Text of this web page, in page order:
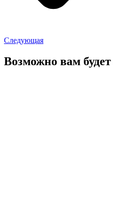
Следующая
Возможно вам